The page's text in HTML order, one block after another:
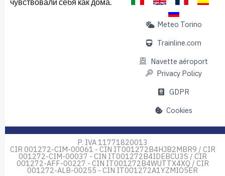
Meteo Torino
Trainline.com
Navette aéroport
Privacy Policy
GDPR
Cookies
P. IVA 11771820013
CIR 001272-CIM-00061 - CIN IT001272B4HJB2MBR9 / CIR
001272-CIM-00037 - CIN IT001272B4IDEBCU3S / CIR
001272-AFF-00227 - CIN IT001272B4WUTTX4XQ / CIR
001272-ALB-00255 - CIN IT001272A1YZMIO5ER